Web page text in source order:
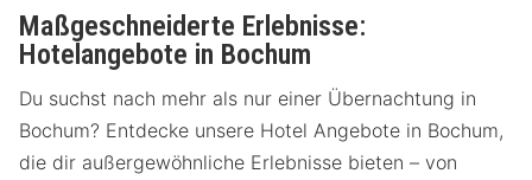
Maßgeschneiderte Erlebnisse:
Hotelangebote in Bochum
Du suchst nach mehr als nur einer Übernachtung in
Bochum? Entdecke unsere Hotel Angebote in Bochum,
die dir außergewöhnliche Erlebnisse bieten – von